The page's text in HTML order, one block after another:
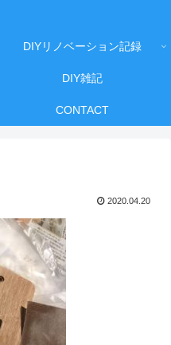
DIYリノベーション記録
DIY雑記
CONTACT
2020.04.20